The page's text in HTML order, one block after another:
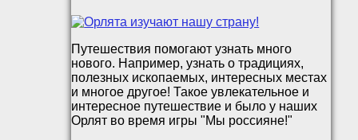
Путешествия помогают узнать много
нового. Например, узнать о традициях,
полезных ископаемых, интересных местах
и многое другое! Такое увлекательное и
интересное путешествие и было у наших
Орлят во время игры "Мы россияне!"